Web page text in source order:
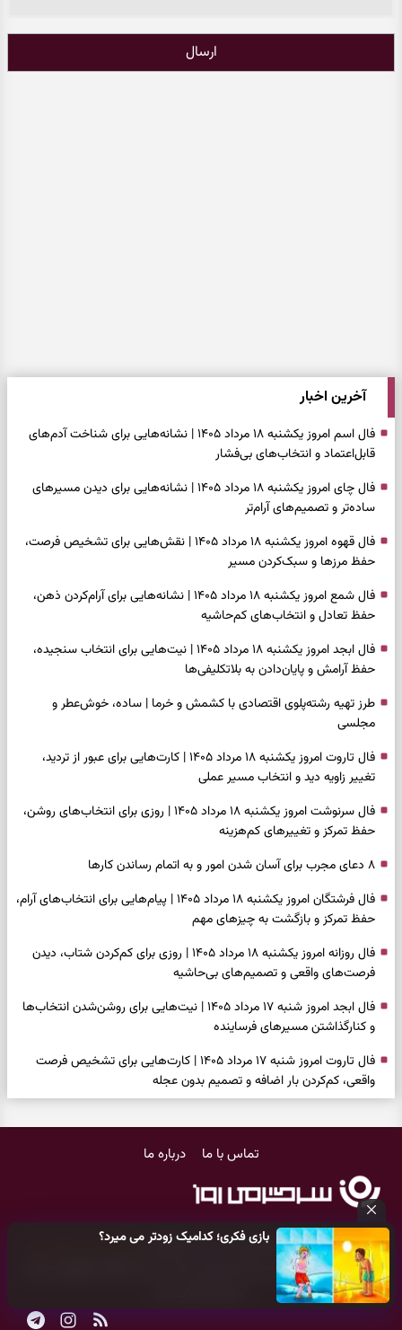
بازی فکری؛ کدامیک زودتر می میرد؟
ارسال
آخرین اخبار
فال اسم امروز یکشنبه ۱۸ مرداد ۱۴۰۵ | نشانه‌هایی برای شناخت آدم‌های
قابل‌اعتماد و انتخاب‌های بی‌فشار
فال چای امروز یکشنبه ۱۸ مرداد ۱۴۰۵ | نشانه‌هایی برای دیدن مسیرهای
ساده‌تر و تصمیم‌های آرام‌تر
فال قهوه امروز یکشنبه ۱۸ مرداد ۱۴۰۵ | نقش‌هایی برای تشخیص فرصت،
حفظ مرزها و سبک‌کردن مسیر
فال شمع امروز یکشنبه ۱۸ مرداد ۱۴۰۵ | نشانه‌هایی برای آرام‌کردن ذهن،
حفظ تعادل و انتخاب‌های کم‌حاشیه
فال ابجد امروز یکشنبه ۱۸ مرداد ۱۴۰۵ | نیت‌هایی برای انتخاب سنجیده،
حفظ آرامش و پایان‌دادن به بلاتکلیفی‌ها
طرز تهیه رشته‌پلوی اقتصادی با کشمش و خرما | ساده، خوش‌عطر و
مجلسی
فال تاروت امروز یکشنبه ۱۸ مرداد ۱۴۰۵ | کارت‌هایی برای عبور از تردید،
تغییر زاویه دید و انتخاب مسیر عملی
فال سرنوشت امروز یکشنبه ۱۸ مرداد ۱۴۰۵ | روزی برای انتخاب‌های روشن،
حفظ تمرکز و تغییرهای کم‌هزینه
۸ دعای مجرب برای آسان شدن امور و به اتمام رساندن کار‌ها
فال فرشتگان امروز یکشنبه ۱۸ مرداد ۱۴۰۵ | پیام‌هایی برای انتخاب‌های آرام،
حفظ تمرکز و بازگشت به چیزهای مهم
فال روزانه امروز یکشنبه ۱۸ مرداد ۱۴۰۵ | روزی برای کم‌کردن شتاب، دیدن
فرصت‌های واقعی و تصمیم‌های بی‌حاشیه
فال ابجد امروز شنبه ۱۷ مرداد ۱۴۰۵ | نیت‌هایی برای روشن‌شدن انتخاب‌ها
و کنارگذاشتن مسیرهای فرساینده
فال تاروت امروز شنبه ۱۷ مرداد ۱۴۰۵ | کارت‌هایی برای تشخیص فرصت
واقعی، کم‌کردن بار اضافه و تصمیم بدون عجله
بخوانید
حفظ ارزش‌ها و سبک‌کردن ذهن
جمع‌کردن حاشیه‌ها
تماس با ما درباره ما
کلیه حقوق مادی و معنوی این سایت متعلق بهپایگاه خبری سرگرمی روز
می‌باشد و هر گونه کپی‌برداری توسط دیگر سایت‌ها